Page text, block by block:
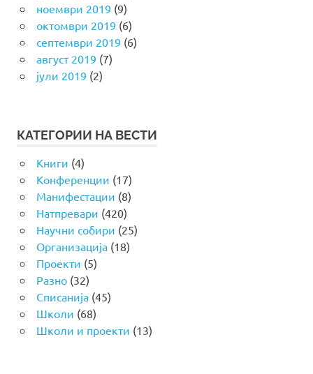
ноември 2019 (9)
октомври 2019 (6)
септември 2019 (6)
август 2019 (7)
јули 2019 (2)
КАТЕГОРИИ НА ВЕСТИ
Книги (4)
Конференции (17)
Манифестации (8)
Натпревари (420)
Научни собири (25)
Организација(18)
Проекти (5)
Разно(32)
Списанија(45)
Школи (68)
Школи и проекти (13)